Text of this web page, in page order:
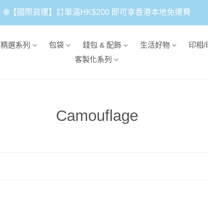
🌐【國際貨運】訂單滿HK$200 即可享香港本地免運費
精選系列 包袋 錢包 & 配飾 生活好物
印相/
客製化系列
商
Camouflage